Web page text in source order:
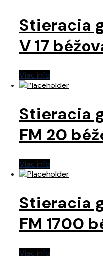
Stieracia
V 17
Viac info
Stieracia
FM 20
Viac info
Stieracia
FM 1700
Viac info